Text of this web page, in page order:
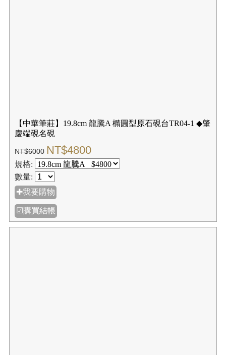
【中華筆莊】19.8cm 龍騰A 橢圓型原石硯台TR04-1 ◆肇
慶端硯名硯
NT$6000 NT$4800
規格:
數量:
✚我要購物
☑購買結帳